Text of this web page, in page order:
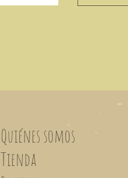
Quiénes somos
Tienda